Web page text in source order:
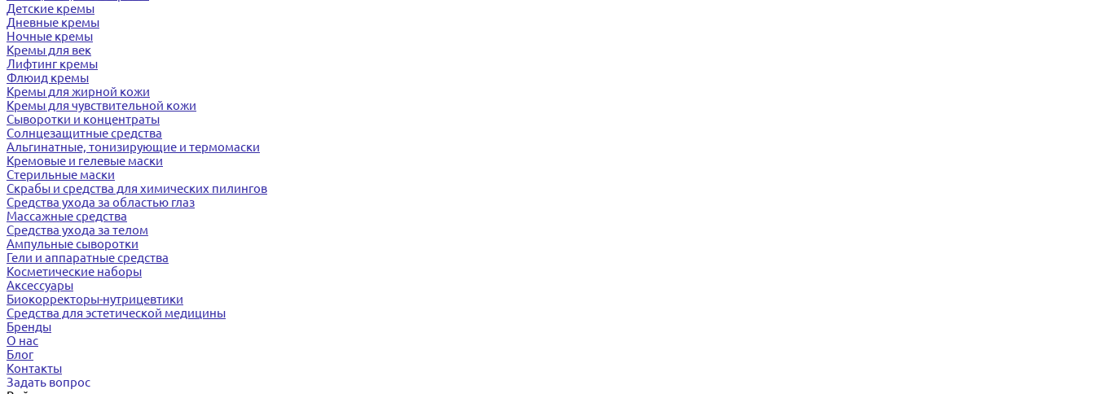
Детские кремы
Дневные кремы
Ночные кремы
Кремы для век
Лифтинг кремы
Флюид кремы
Кремы для жирной кожи
Кремы для чувствительной кожи
Сыворотки и концентраты
Солнцезащитные средства
Альгинатные, тонизирующие и термомаски
Кремовые и гелевые маски
Стерильные маски
Скрабы и средства для химических пилингов
Средства ухода за областью глаз
Массажные средства
Средства ухода за телом
Ампульные сыворотки
Гели и аппаратные средства
Косметические наборы
Аксессуары
Биокорректоры-нутрицевтики
Средства для эстетической медицины
Бренды
О нас
Блог
Контакты
Задать вопрос